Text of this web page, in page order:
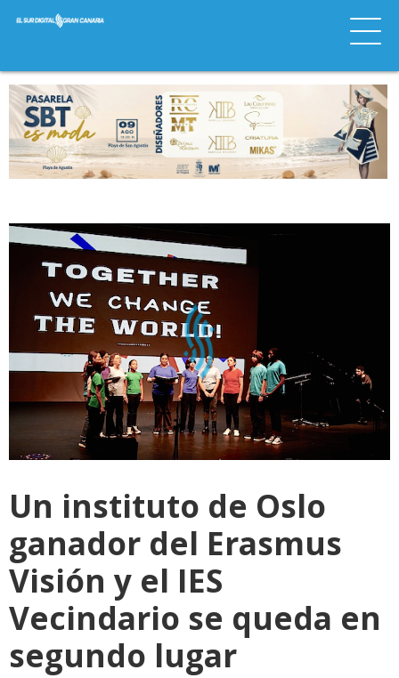
Un instituto de Oslo
ganador del Erasmus
Visión y el IES
Vecindario se queda en
segundo lugar